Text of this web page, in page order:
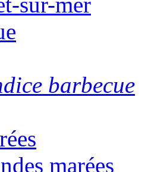
barbecue
marées